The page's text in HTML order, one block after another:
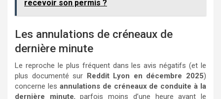
recevoir son permis ?
Les annulations de créneaux de
dernière minute
Le reproche le plus fréquent dans les avis négatifs (et le
plus documenté sur Reddit Lyon en décembre 2025)
concerne les annulations de créneaux de conduite à la
dernière minute, parfois moins d’une heure avant le